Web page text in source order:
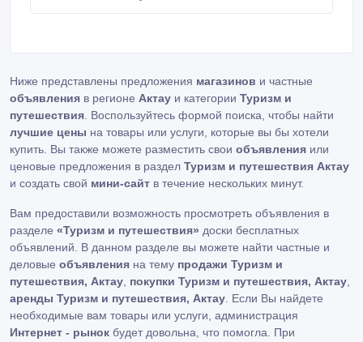
также во время экскурсий, на комфортабельном
транспорте с кондиционером и ремнями
безопасности, профессиональный русскоговорящий
вулканы, обеды во время экскурсий, входные
билеты в музеи (Гобустанский Государственный
Музей, музей под открытым небом, храм
огнепоклонников Атешкях, Янардаг, дворец
этнографический музей села Хыналыг), билеты на
подвесной мост Зернава и на канатную дорогу в
городе Габале.
Ниже представлены предложения магазинов и частные
объявления в регионе Актау и категории Туризм и
путешествия . Воспользуйтесь формой поиска, чтобы найти
лучшие цены на товары или услуги, которые вы бы хотели
купить. Вы также можете разместить свои объявления или
ценовые предложения в раздел Туризм и путешествия Актау
и создать свой мини-сайт в течение нескольких минут.
Вам предоставили возможность просмотреть объявления в
разделе «Туризм и путешествия» доски бесплатных
объявлений. В данном разделе вы можете найти частные и
деловые объявления на тему продажи Туризм и
путешествия, Актау покупки Туризм и путешествия, Актау
аренды Туризм и путешествия, Актау . Если Вы найдете
необходимые вам товары или услуги, администрация
Интернет - рынок будет довольна, что помогла. При